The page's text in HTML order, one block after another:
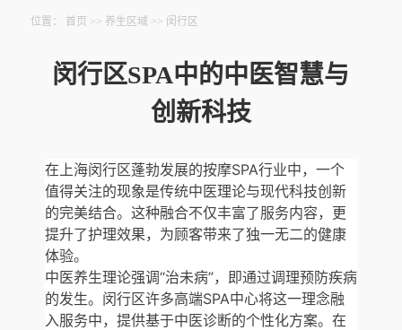
位置： 首页 >> 养生区域 >> 闵行区
闵行区SPA中的中医智慧与
创新科技
在上海闵行区蓬勃发展的按摩SPA行业中，一个
值得关注的现象是传统中医理论与现代科技创新
的完美结合。这种融合不仅丰富了服务内容，更
提升了护理效果，为顾客带来了独一无二的健康
体验。
中医养生理论强调“治未病”，即通过调理预防疾病
的发生。闵行区许多高端SPA中心将这一理念融
入服务中，提供基于中医诊断的个性化方案。在